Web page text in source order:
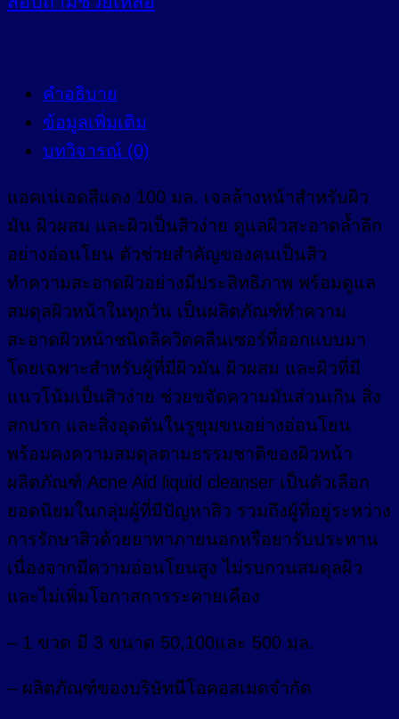
คำอธิบาย
ข้อมูลเพิ่มเติม
บทวิจารณ์ (0)
แอคเน่เอดสีแดง 100 มล. เจลล้างหน้าสำหรับผิว
มัน ผิวผสม และผิวเป็นสิวง่าย ดูแลผิวสะอาดล้ำลึก
อย่างอ่อนโยน ตัวช่วยสำคัญของคนเป็นสิว
ทำความสะอาดผิวอย่างมีประสิทธิภาพ พร้อมดูแล
สมดุลผิวหน้าในทุกวัน เป็นผลิตภัณฑ์ทำความ
สะอาดผิวหน้าชนิดลิควิดคลีนเซอร์ที่ออกแบบมา
โดยเฉพาะสำหรับผู้ที่มีผิวมัน ผิวผสม และผิวที่มี
แนวโน้มเป็นสิวง่าย ช่วยขจัดความมันส่วนเกิน สิ่ง
สกปรก และสิ่งอุดตันในรูขุมขนอย่างอ่อนโยน
พร้อมคงความสมดุลตามธรรมชาติของผิวหน้า
ผลิตภัณฑ์ Acne Aid liquid cleanser เป็นตัวเลือก
ยอดนิยมในกลุ่มผู้ที่มีปัญหาสิว รวมถึงผู้ที่อยู่ระหว่าง
การรักษาสิวด้วยยาทาภายนอกหรือยารับประทาน
เนื่องจากมีความอ่อนโยนสูง ไม่รบกวนสมดุลผิว
และไม่เพิ่มโอกาสการระคายเคือง
– 1 ขวด มี 3 ขนาด 50,100และ 500 มล.
– ผลิตภัณฑ์ของบริษัทนีโอคอสเมดจำกัด